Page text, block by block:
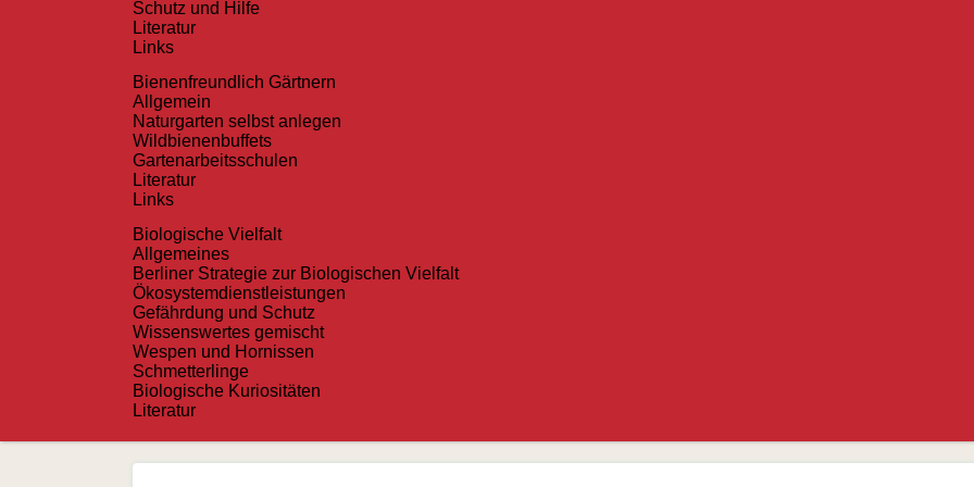
Schutz und Hilfe
Literatur
Links
Bienen­freundlich Gärtnern
Allgemein
Naturgarten selbst anlegen
Wildbienenbuffets
Gartenarbeitsschulen
Literatur
Links
Biologische Vielfalt
Allgemeines
Berliner Strategie zur Biologischen Vielfalt
Ökosystemdienstleistungen
Gefährdung und Schutz
Wissenswertes gemischt
Wespen und Hornissen
Schmetterlinge
Biologische Kuriositäten
Literatur